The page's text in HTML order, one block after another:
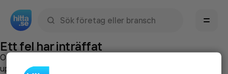
Ett fel har inträffat
Om du vill kan du
uppstod så att vi lättare och snabbare kan avhjälpa det.